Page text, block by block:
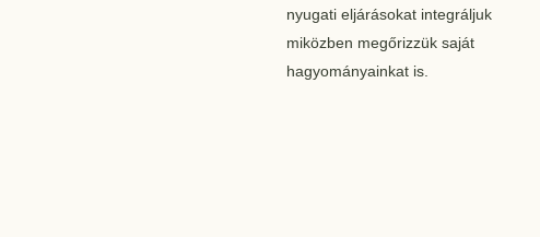
nyugati eljárásokat integráljuk
miközben megőrizzük saját
hagyományainkat is.